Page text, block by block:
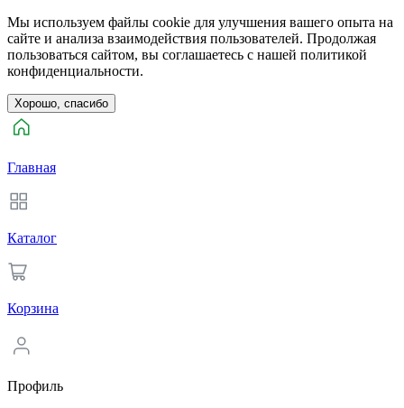
Мы используем файлы cookie для улучшения вашего опыта на
сайте и анализа взаимодействия пользователей. Продолжая
пользоваться сайтом, вы соглашаетесь с нашей политикой
конфиденциальности.
Хорошо, спасибо
Главная
Каталог
Корзина
Профиль